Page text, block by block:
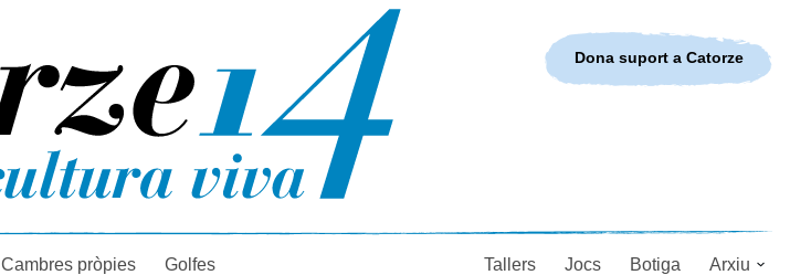
Cambres pròpies Golfes Tallers Jocs Botiga Arxiu
Dona suport a Catorze